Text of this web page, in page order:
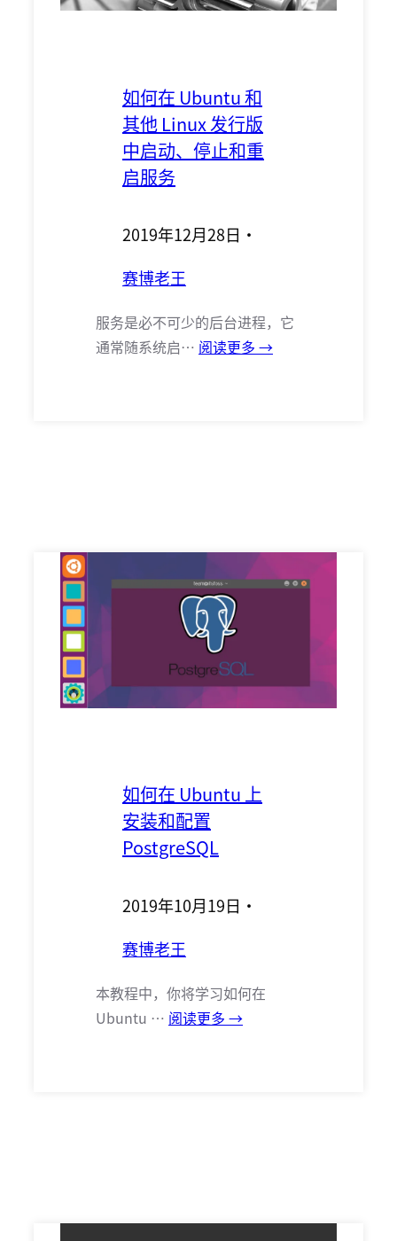
如何在 Ubuntu 和
其他 Linux 发行版
中启动、停止和重
启服务
2019年12月28日 ·
赛博老王
服务是必不可少的后台进程，它
通常随系统启… 阅读更多 →
如何在 Ubuntu 上
安装和配置
PostgreSQL
2019年10月19日 ·
赛博老王
本教程中，你将学习如何在
Ubuntu … 阅读更多 →